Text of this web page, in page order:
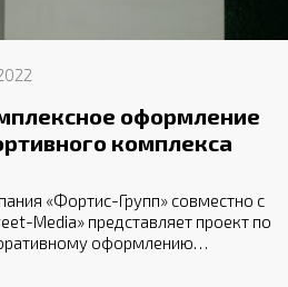
оформление
комплекса
«Фортис-Групп» совместно с
Media» представляет проект по
оформлению…